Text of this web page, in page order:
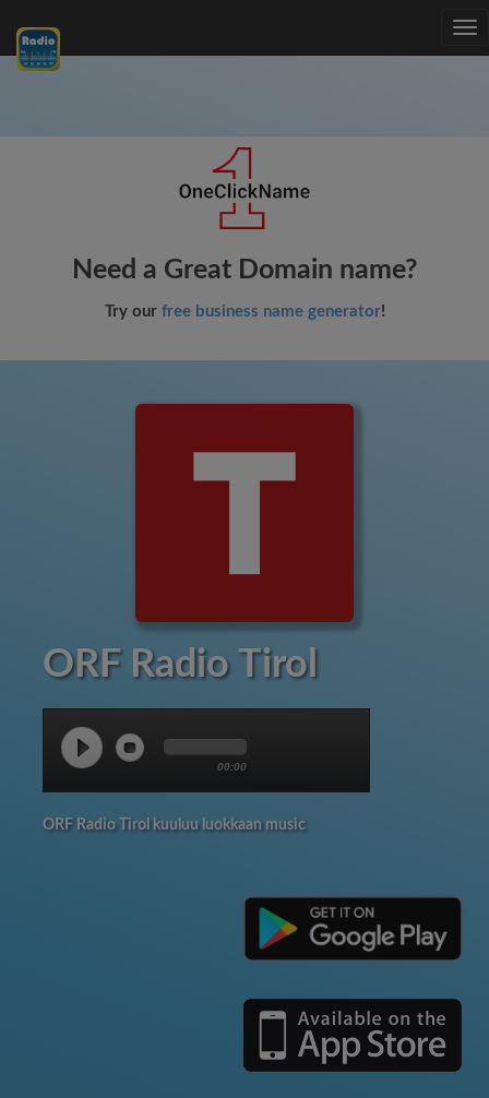
Need a Great Domain name?
Try our free business name generator!
ORF Radio Tirol
00:00
ORF Radio Tirol kuuluu luokkaan music